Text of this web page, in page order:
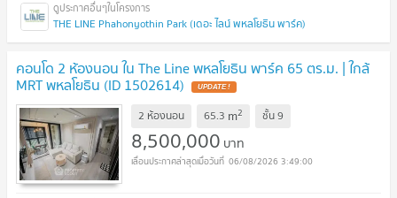
THE LINE Phahonyothin Park (เดอะ ไลน์ พหลโยธิน พาร์ค)
คอนโด 2 ห้องนอน ใน The Line พหลโยธิน พาร์ค 65 ตร.ม. | ใกล้
MRT พหลโยธิน (ID 1502614) UPDATE !
2 ห้องนอน 65.3 m2 ชั้น9
8,500,000 บาท
06/08/2026 3:49:00